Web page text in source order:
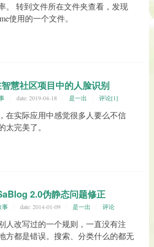
。 转到文件所在文件夹查看，发现
使用的一个文件。
慧社区项目中的人脸识别
date: 2019-04-18 是一出 评论[1]
在实际应用中感觉很多人要么不信
太完美了。
2.0伪静态问题修正
事 date: 2014-01-09 是一出 评论
人改写过的一个规则，一直没有注
方都是错误。搜索、分类什么的都无